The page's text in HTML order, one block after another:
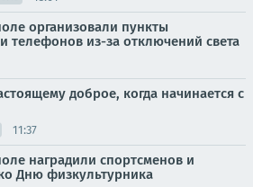
организовали пункты
телефонов из-за отключений света
доброе, когда начинается с
11:37
наградили спортсменов и
Дню физкультурника